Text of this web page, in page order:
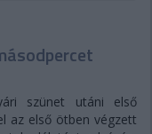
szünet utáni első
az első ötben végzett